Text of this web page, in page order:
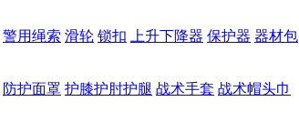
警用绳索 滑轮 锁扣 上升下降器 保护器 器材包
防护面罩 护膝护肘护腿 战术手套 战术帽头巾